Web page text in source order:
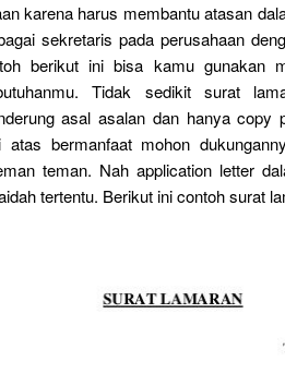
karena harus membantu atasan
sekretaris pada perusahaan
berikut ini bisa kamu gunakan
Tidak sedikit surat
asal asalan dan hanya copy
atas bermanfaat mohon
teman. Nah application letter
tertentu. Berikut ini contoh surat